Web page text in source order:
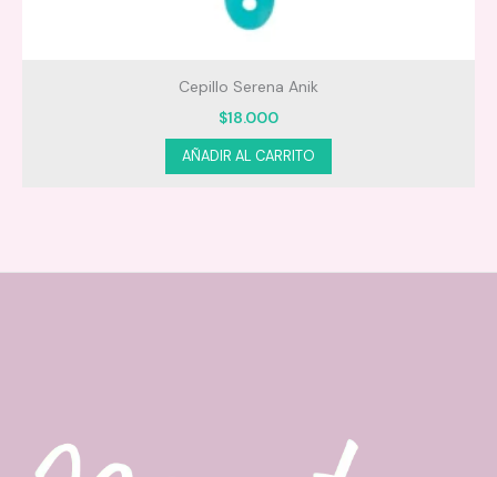
Después del shampoo, aplica sobre el cabello
Cepillo Serena Anik
$18.000
AÑADIR AL CARRITO